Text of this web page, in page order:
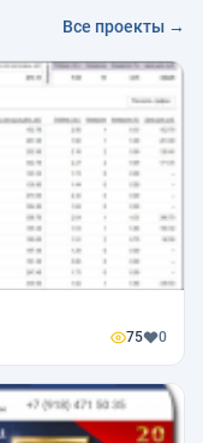
Все проекты →
75 0